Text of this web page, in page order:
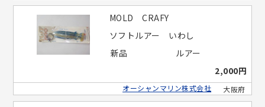
MOLD CRAFY
ソフトルアー いわし
新品
ルアー
2,000円
大阪府
オーシャンマリン株式会社